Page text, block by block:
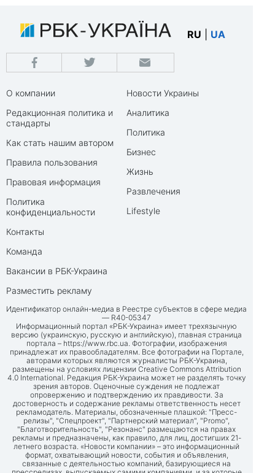
RU UA
О компании
Редакционная политика и
стандарты
Как стать нашим автором
Правила пользования
Правовая информация
Политика
конфиденциальности
Контакты
Команда
Вакансии в РБК-Украина
Разместить рекламу
Новости Украины
Аналитика
Политика
Бизнес
Жизнь
Развлечения
Lifestyle
Идентификатор онлайн-медиа в Реестре субъектов в сфере медиа
— R40-05347
Информационный портал «РБК-Украина» имеет трехязычную
версию (украинскую, русскую и английскую), главная страница
портала – https://www.rbc.ua. Фотографии, изображения
принадлежат их правообладателям. Все фотографии на Портале,
авторами которых являются журналисты РБК-Украина,
размещены на условиях лицензии Creative Commons Attribution
4.0 International. Редакция РБК-Украина может не разделять точку
зрения авторов. Оценочные суждения не подлежат
опровержению и подтверждению их правдивости. За
достоверность и содержание рекламы ответственность несет
рекламодатель. Материалы, обозначенные плашкой: "Пресс-
релизы", "Спецпроект", "Партнерский материал", "Promo",
"Благотворительность", "Резонанс" размещаются на правах
рекламы и предназначены, как правило, для лиц, достигших 21-
летнего возраста. «Новости компании» – это информационный
формат, охватывающий новости, события и объявления,
связанные с деятельностью компаний, базирующиеся на